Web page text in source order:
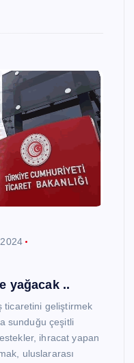
yağacak ..
ticaretini geliştirmek
sunduğu çeşitli
ihracat yapan
uluslararası